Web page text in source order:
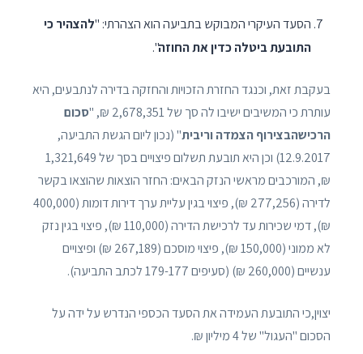
הסעד העיקרי המבוקש בתביעה הוא הצהרתי: "להצהיר כי
התובעת ביטלה כדין את החוזה".
בעקבת זאת, וכנגד החזרת הזכויות והחזקה בדירה לנתבעים, היא
עותרת כי המשיבים ישיבו לה סך של 2,678,351 ₪, "
סכום
הרכישהבצירוף הצמדה וריבית" (נכון ליום הגשת התביעה,
12.9.2017) וכן היא תובעת תשלום פיצויים בסך של 1,321,649
₪, המורכבים מראשי הנזק הבאים: החזר הוצאות שהוצאו בקשר
לדירה (277,256 ₪), פיצוי בגין עליית ערך דירות דומות (400,000
₪), דמי שכירות עד לרכישת הדירה (110,000 ₪), פיצוי בגין נזק
לא ממוני (150,000 ₪), פיצוי מוסכם (267,189 ₪) ופיצויים
ענשיים (260,000 ₪) (סעיפים 179-177 לכתב התביעה).
יצוין,כי התובעת העמידה את הסעד הכספי הנדרש על ידה על
הסכום "העגול" של 4 מיליון ₪.